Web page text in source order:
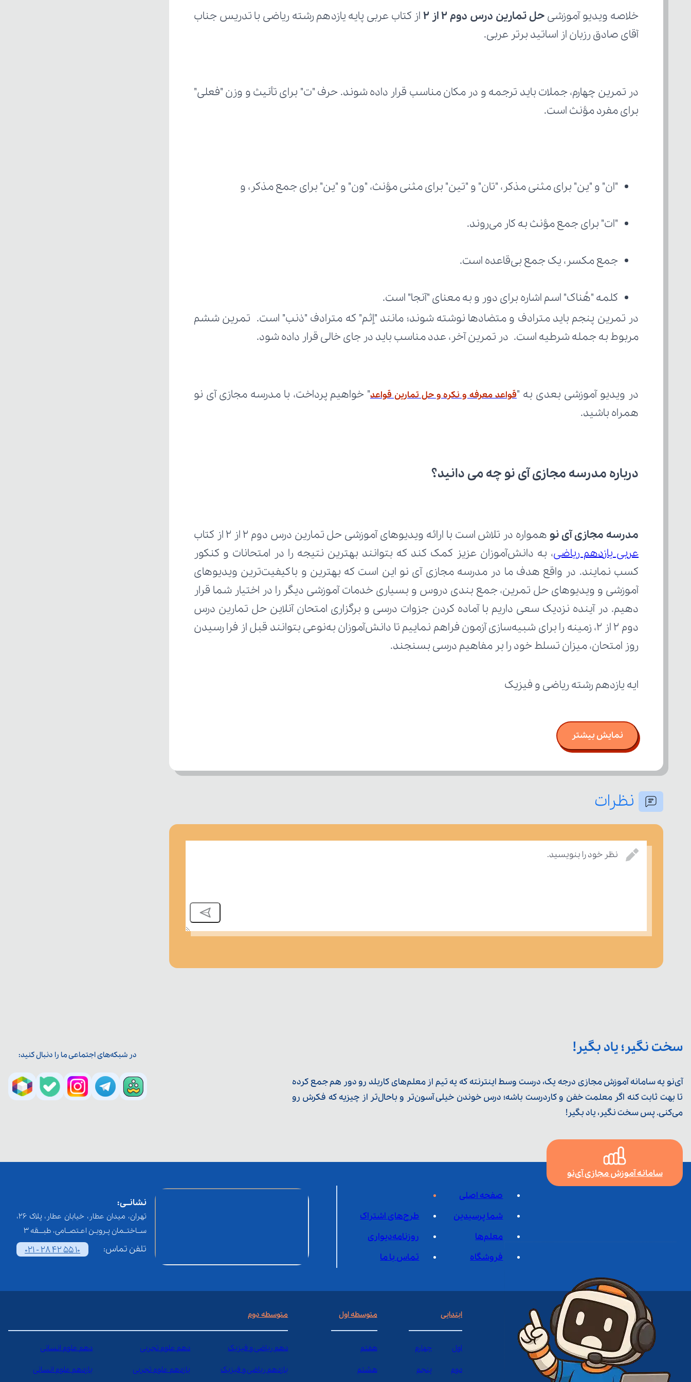
خلاصه ویدیو آموزشی حل تمارین درس دوم 2 از 2
آقای صادق رزبان از اساتید برتر عربی.
برای مفرد مؤنث است.
"ان" و "ین" برای مثنی مذکر، "تان" و "تین" برای مثنی مؤنث، "ون" و "ین" برای جمع مذکر، و
"ات" برای جمع مؤنث به کار می‌روند.
جمع مکسر، یک جمع بی‌قاعده است.
کلمه "هُناک" اسم اشاره برای دور و به معنای "آنجا" است.
مربوط به جمله شرطیه است. در تمرین آخر، عدد مناسب باید در جای خالی قرار داده شود.
در ویدیو آموزشی بعدی به "قواعد معرفه و نکره و حل تمارین قواعد
همراه باشید.
درباره مدرسه مجازی آی نو چه می‌ دانید؟
مدرسه مجازی آی نو همواره در تلاش است با ارائه ویدیوهای آموزشی حل تمارین درس دوم 2 از 2 از کتاب
عربی یازدهم ریاضی
روز امتحان، میزان تسلط خود را بر مفاهیم درسی بسنجند.
ایه یازدهم رشته ریاضی و فیزیک
نمایش بیشتر
نظرات
نظر خود را بنویسید.
سخت نگیر؛ یاد بگیر!
آی‌نو یه سامانه آموزش مجازی درجه یک، درست وسط اینترنته که یه تیم از معلم‌‌های کاربلد رو دور هم جمع کرده
تا بهت ثابت کنه اگر معلمت خفن و کاردرست باشه؛ درس خوندن خیلی آسون‌تر و باحال‌تر از چیزیه که فکرش رو
می‌کنی. پس سخت نگیر، یاد بگیر!
در شبکه‌های اجتماعی ما را دنبال کنید:
سامانه آموزش مجازی آی‌نو
صفحه اصلی
شما پرسیدین
طرح‌های اشتراک
معلم‌ها
روزنامه‌دیواری
فروشگاه
تماس با ما
نشانــی:
تهران، میدان عطار، خیابان عطار، پلاک 26،
ســاختــمان پـرویـن اعـتصــامی، طبـــقه 3
تلفن تماس: 021 - 28 42 55 10
ابتدایی
اول چهارم
دوم پنجم
متوسطه اول
هفتم
هشتم
متوسطه دوم
دهم ریاضی و فیزیک دهم علوم تجربی دهم علوم انسانی
یازدهم ریاضی و فیزیک یازدهم علوم تجربی یازدهم علوم انسانی